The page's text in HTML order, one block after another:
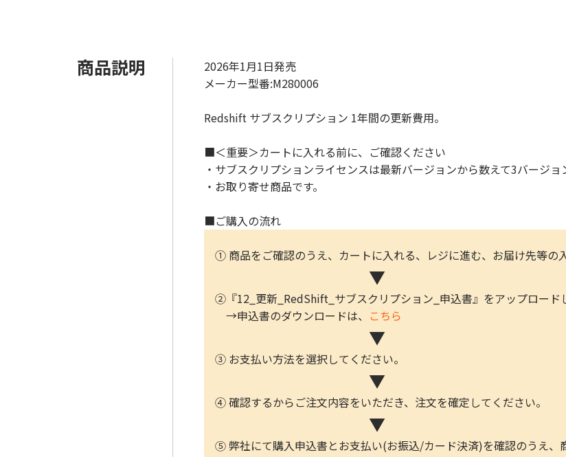
商品説明
2026年1月1日発売
メーカー型番:M280006
Redshift サブスクリプション 1年間の更新費用。
■＜重要＞カートに入れる前に、ご確認ください
・サブスクリプションライセンスは最新バージョンから数えて3バージョ
・お取り寄せ商品です。
■ご購入の流れ
① 商品をご確認のうえ、カートに入れる、レジに進む、お届け先等の
▼
②『12_更新_RedShift_サブスクリプション_申込書』をアップロード
→申込書のダウンロードは、 こちら
▼
③ お支払い方法を選択してください。
▼
④ 確認するからご注文内容をいただき、注文を確定してください。
▼
⑤ 弊社にて購入申込書とお支払い(お振込/カード決済)を確認のうえ、